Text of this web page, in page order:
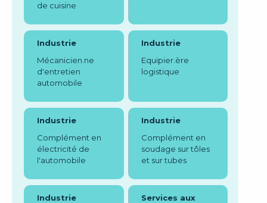
de cuisine
Industrie
Mécanicien.ne
d'entretien
automobile
Industrie
Equipier.ère
logistique
Industrie
Complément en
électricité de
l'automobile
Industrie
Complément en
soudage sur tôles
et sur tubes
Industrie
Services aux